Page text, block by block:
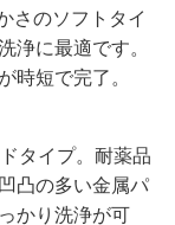
さのソフトタイ
浄に最適です。
時短で完了。
タイプ。耐薬品
凸の多い金属パ
かり洗浄が可